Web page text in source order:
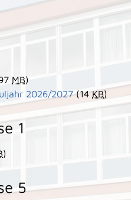
MB)
2026/2027(14KB)
1
)
5